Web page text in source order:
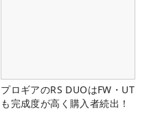
プロギアのRS DUOはFW・UT
も完成度が高く購入者続出！